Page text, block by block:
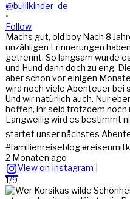
@bullikinder_de
•
Follow
Machs gut, old boy Nach 8
unzähligen Erinnerungen
getrennt. So langsam wurde
und Hund dann doch zu eng.
aber schon vor einigen
wird noch viele Abenteuer bei
Und wir natürlich auch. Nur
hoffen, ihr seid trotzdem noch
Langweilig wird es bestimmt
startet unser nächstes
#familienreiseblog
2 Monaten ago
View on Instagram
1/9